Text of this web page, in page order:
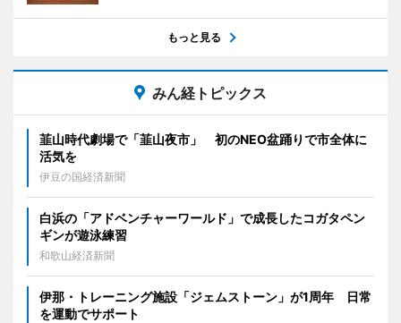
もっと見る
みん経トピックス
韮山時代劇場で「韮山夜市」 初のNEO盆踊りで市全体に
活気を
伊豆の国経済新聞
白浜の「アドベンチャーワールド」で成長したコガタペン
ギンが遊泳練習
和歌山経済新聞
伊那・トレーニング施設「ジェムストーン」が1周年 日常
を運動でサポート